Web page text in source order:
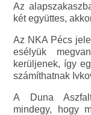
Az
két együttes,
Az NKA Pécs
esélyük
kerüljenek, így
számíthatnak
A Duna
mindegy, hogy